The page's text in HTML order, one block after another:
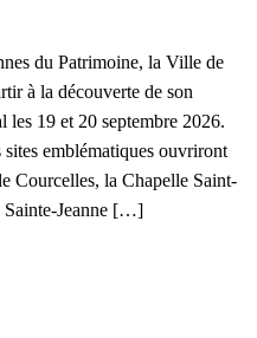
du Patrimoine, la Ville de
à la découverte de son
les 19 et 20 septembre 2026.
emblématiques ouvriront
Courcelles, la Chapelle Saint-
Sainte-Jeanne […]